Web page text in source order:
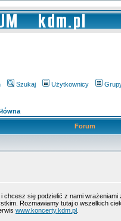
Szukaj Użytkownicy
Forum
chcesz się podzielić z nami
Rozmawiamy tutaj o wszelkich
www.koncerty.kdm.pl